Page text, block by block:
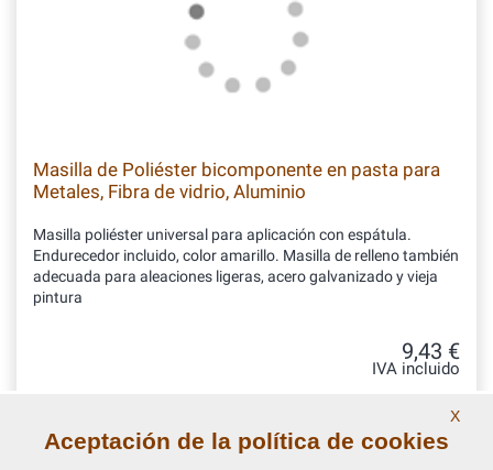
Masilla de Poliéster bicomponente en pasta para
Metales, Fibra de vidrio, Aluminio
Masilla poliéster universal para aplicación con espátula.
Endurecedor incluido, color amarillo. Masilla de relleno también
adecuada para aleaciones ligeras, acero galvanizado y vieja
pintura
9,43 €
IVA incluido
X
Aceptación de la política de cookies